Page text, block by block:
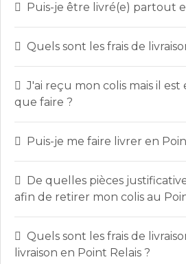
Puis-je être livré(e) partout
Quels sont les frais de
J'ai reçu mon colis mais il
que faire ?
Puis-je me faire livrer en
De quelles pièces
afin de retirer mon colis au
Quels sont les frais de
livraison en Point Relais ?